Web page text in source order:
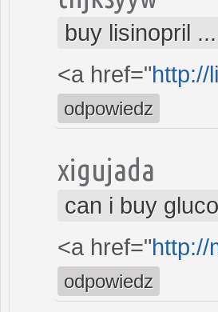
buy lisinopril
<a href="http://
odpowiedz
xigujada
can i buy
<a href="http://
odpowiedz